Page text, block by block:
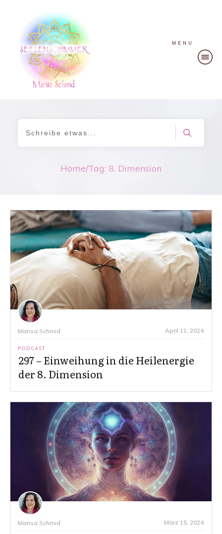
MENU
Home/Tag: 8. Dimension
Marisa Schmid April 11, 2024
PODCAST
297 – Einweihung in die Heilenergie
der 8. Dimension
Marisa Schmid März 15, 2024